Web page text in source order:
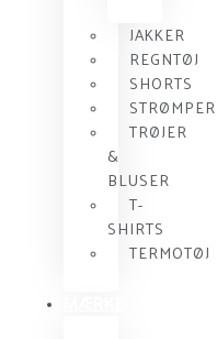
JAKKER
REGNTØJ
SHORTS
STRØMPER
TRØJER
&
BLUSER
T-
SHIRTS
TERMOTØJ